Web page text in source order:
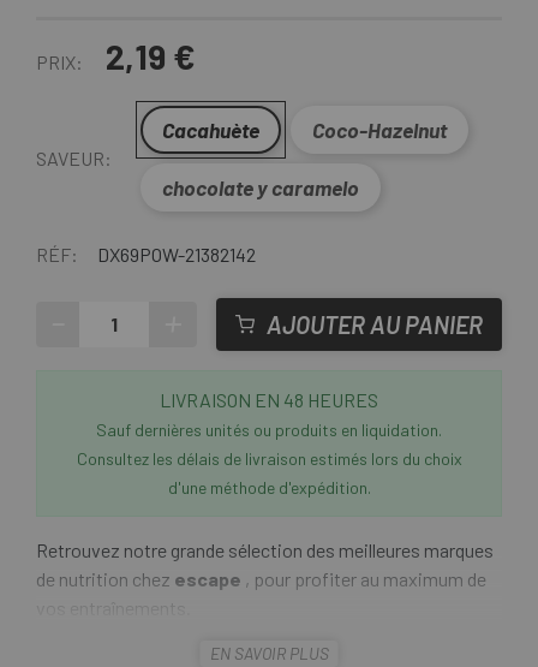
PRIX: 2,19 €
SAVEUR:
Cacahuète Coco-Hazelnut
chocolate y caramelo
RÉF: DX69POW-21382142
AJOUTER AU PANIER
LIVRAISON EN 48 HEURES
Sauf dernières unités ou produits en liquidation.
Consultez les délais de livraison estimés lors du choix
d'une méthode d'expédition.
Retrouvez notre grande sélection des meilleures marques
de nutrition chez escape , pour profiter au maximum de
barre énergétique Powerbar Ride
EN SAVOIR PLUS